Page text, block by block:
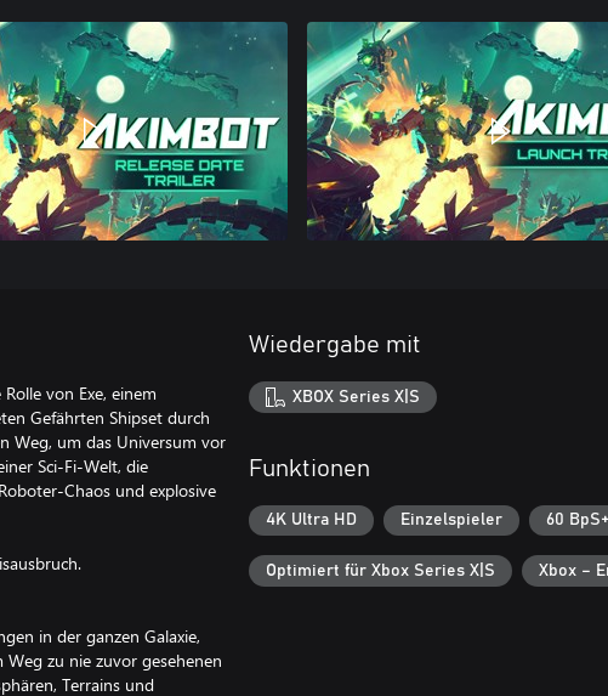
von Exe, einem
Gefährten Shipset durch
Weg, um das Universum vor
Sci-Fi-Welt, die
Chaos und explosive
in der ganzen Galaxie,
zu nie zuvor gesehenen
Terrains und
Wiedergabe mit
XBOX Series X|S
Funktionen
4K Ultra HD Einzelspieler 60 BpS+
Optimiert für Xbox Series X|S Xbox –